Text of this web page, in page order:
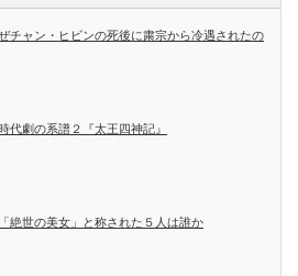
チャン・ヒビンの死後に粛宗から冷遇されたの
代劇の系譜２『太王四神記』
絶世の美女」と称された５人は誰か